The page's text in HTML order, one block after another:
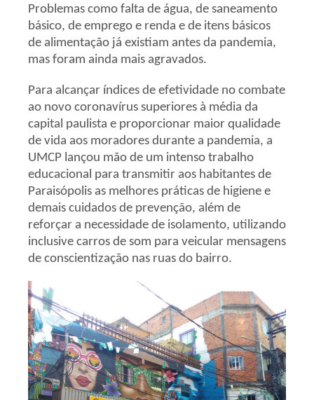
Problemas como falta de água, de saneamento
básico, de emprego e renda e de itens básicos
de alimentação já existiam antes da pandemia,
mas foram ainda mais agravados.
Para alcançar índices de efetividade no combate
ao novo coronavírus superiores à média da
capital paulista e proporcionar maior qualidade
de vida aos moradores durante a pandemia, a
UMCP lançou mão de um intenso trabalho
educacional para transmitir aos habitantes de
Paraisópolis as melhores práticas de higiene e
demais cuidados de prevenção, além de
reforçar a necessidade de isolamento, utilizando
inclusive carros de som para veicular mensagens
de conscientização nas ruas do bairro.